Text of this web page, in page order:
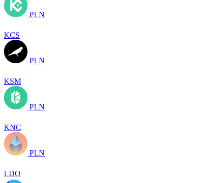
PLN
KCS
PLN
KSM
PLN
KNC
PLN
LDO